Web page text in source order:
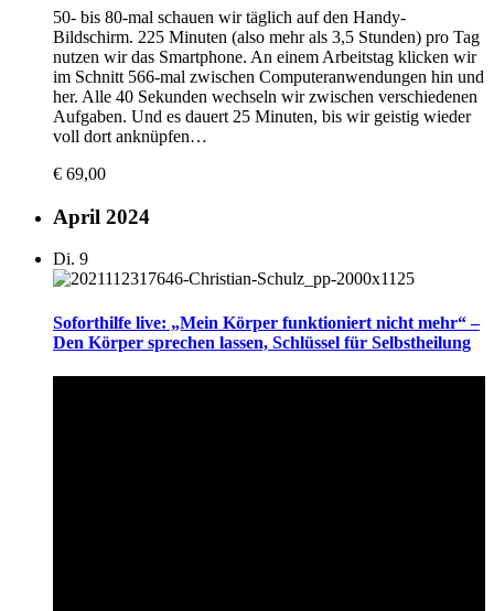
50- bis 80-mal schauen wir täglich auf den Handy-
Bildschirm. 225 Minuten (also mehr als 3,5 Stunden) pro Tag
nutzen wir das Smartphone. An einem Arbeitstag klicken wir
im Schnitt 566-mal zwischen Computeranwendungen hin und
her. Alle 40 Sekunden wechseln wir zwischen verschiedenen
Aufgaben. Und es dauert 25 Minuten, bis wir geistig wieder
voll dort anknüpfen…
€ 69,00
April 2024
Di. 9
Soforthilfe live: „Mein Körper funktioniert nicht mehr“ –
Den Körper sprechen lassen, Schlüssel für Selbstheilung